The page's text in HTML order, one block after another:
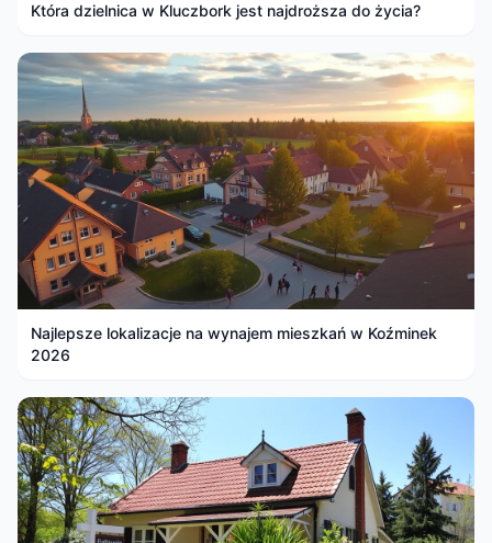
Która dzielnica w Kluczbork jest najdroższa do życia?
Najlepsze lokalizacje na wynajem mieszkań w Koźminek
2026